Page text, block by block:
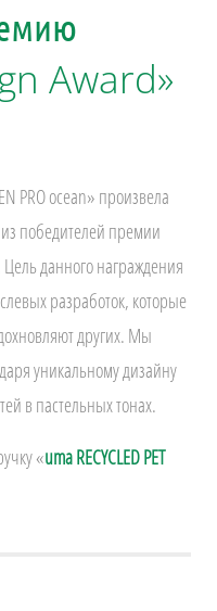
Award»
PRO ocean» произвела
победителей премии
данного награждения
разработок, которые
других. Мы
уникальному дизайну
в пастельных тонах.
«uma RECYCLED PET